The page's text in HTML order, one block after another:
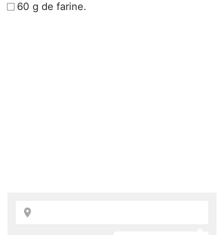
60 g de farine.